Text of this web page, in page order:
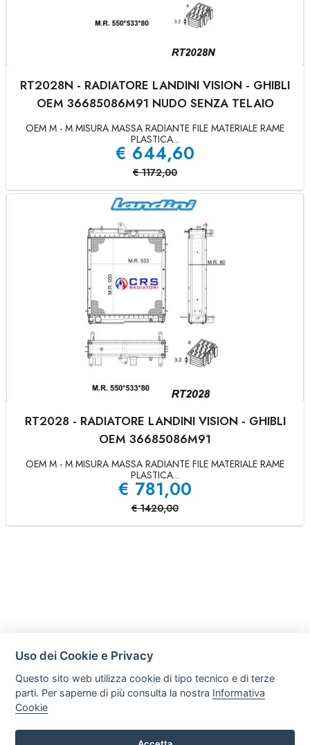
RT2028N - RADIATORE LANDINI VISION - GHIBLI
OEM 36685086M91 NUDO SENZA TELAIO
OEM M - M MISURA MASSA RADIANTE FILE MATERIALE RAME
PLASTICA...
€ 644,60
€ 1172,00
RT2028 - RADIATORE LANDINI VISION - GHIBLI
OEM 36685086M91
OEM M - M MISURA MASSA RADIANTE FILE MATERIALE RAME
PLASTICA...
€ 781,00
€ 1420,00
Uso dei Cookie e Privacy
Questo sito web utilizza cookie di tipo tecnico e di terze
parti. Per saperne di più consulta la nostra Informativa
Cookie